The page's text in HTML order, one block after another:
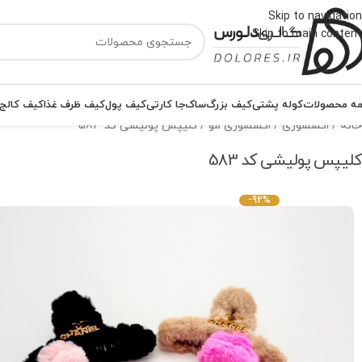
Skip to navigation
Skip to main content
محصولاتکوله پشتیکیف بزرگساکجا کارتیکیف پولکیف ظرف غذاکیف کالج
خانه اکسسوری اکسسوری مو کلیپس پولیشی کد 583
کلیپس پولیشی کد 583
-92%